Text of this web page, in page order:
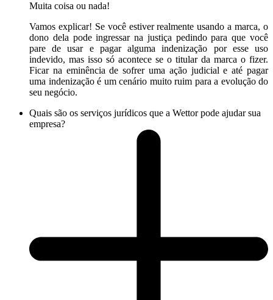
Muita coisa ou nada!
Vamos explicar! Se você estiver realmente usando a marca, o
dono dela pode ingressar na justiça pedindo para que você
pare de usar e pagar alguma indenização por esse uso
indevido, mas isso só acontece se o titular da marca o fizer.
Ficar na eminência de sofrer uma ação judicial e até pagar
uma indenização é um cenário muito ruim para a evolução do
seu negócio.
Quais são os serviços jurídicos que a Wettor pode ajudar sua
empresa?